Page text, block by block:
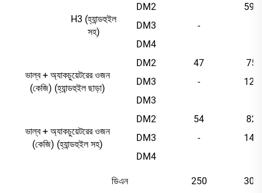
H3 (হ্যান্ডহুইল
সহ)
DM2
590
DM3
-
DM4
ভাল্ব + অ্যাকচুয়েটরের ওজন
(কেজি) (হ্যান্ডহুইল ছাড়া)
DM2 47
75
DM3
-
129
DM3
ভাল্ব + অ্যাকচুয়েটরের ওজন
(কেজি) (হ্যান্ডহুইল সহ)
DM2 54
82
DM3
-
141
DM4
ডিএন 250 300